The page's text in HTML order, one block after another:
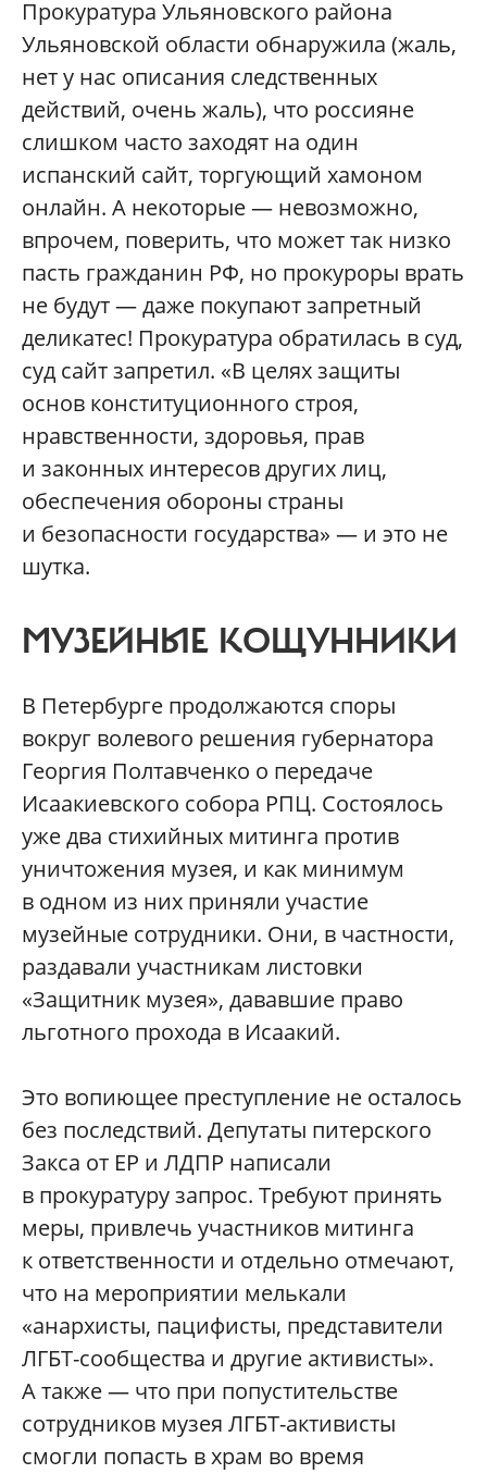
Прокуратура Ульяновского района
Ульяновской области обнаружила (жаль,
нет у нас описания следственных
действий, очень жаль), что россияне
слишком часто заходят на один
испанский сайт, торгующий хамоном
онлайн. А некоторые — невозможно,
впрочем, поверить, что может так низко
пасть гражданин РФ, но прокуроры врать
не будут — даже покупают запретный
деликатес! Прокуратура обратилась в суд,
суд сайт запретил. «В целях защиты
основ конституционного строя,
нравственности, здоровья, прав
и законных интересов других лиц,
обеспечения обороны страны
и безопасности государства» — и это не
шутка.
МУЗЕЙНЫЕ КОЩУННИКИ
В Петербурге продолжаются споры
вокруг волевого решения губернатора
Георгия Полтавченко о передаче
Исаакиевского собора РПЦ. Состоялось
уже два стихийных митинга против
уничтожения музея, и как минимум
в одном из них приняли участие
музейные сотрудники. Они, в частности,
раздавали участникам листовки
«Защитник музея», дававшие право
льготного прохода в Исаакий.
Это вопиющее преступление не осталось
без последствий. Депутаты питерского
Закса от ЕР и ЛДПР написали
в прокуратуру запрос. Требуют принять
меры, привлечь участников митинга
к ответственности и отдельно отмечают,
что на мероприятии мелькали
«анархисты, пацифисты, представители
ЛГБТ-сообщества и другие активисты».
А также — что при попустительстве
сотрудников музея ЛГБТ-активисты
смогли попасть в храм во время